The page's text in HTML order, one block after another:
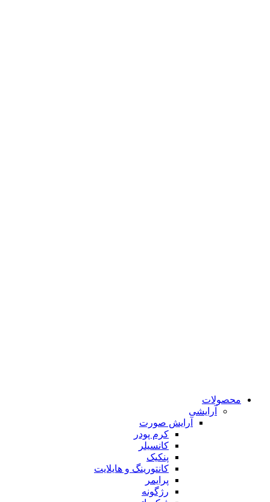
محصولات
آرایشی
آرایش صورت
کرم پودر
کانسیلر
پنکیک
کانتورینگ و هایلایت
پرایمر
رژگونه